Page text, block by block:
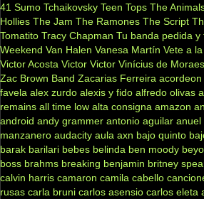
41 Sumo Tchaikovsky Teen Tops The
Hollies The Jam The Ramones The Script
Tomatito Tracy Chapman Tu banda pedida y
Weekend Van Halen Vanesa Martín Vete a
Victor Acosta Victor Victor Vinícius de Moraes
Zac Brown Band Zacarias Ferreira acordeon
favela alex zurdo alexis y fido alfredo olivas
remains all time low alta consigna amazon
android andy grammer antonio aguilar anuel
manzanero audacity aula axn bajo quinto
barak barilari bebes belinda ben moody
boss brahms breaking benjamin britney
calvin harris camaron camila cabello
rusas carla bruni carlos asensio carlos eleta